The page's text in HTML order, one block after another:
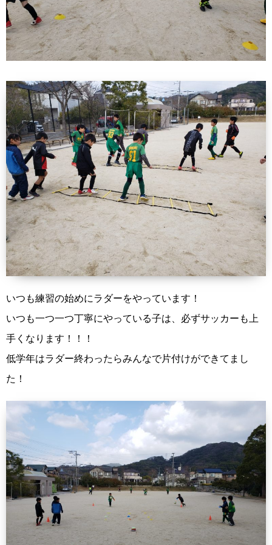
いつも練習の始めにラダーをやっています！
いつも一つ一つ丁寧にやっている子は、必ずサッカーも上
手くなります！！！
低学年はラダー終わったらみんなで片付けができてまし
た！